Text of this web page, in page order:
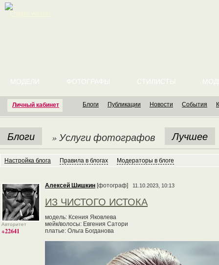
Личный кабинет
МОДЕЛИ ФОТОГРАФЫ СТИЛИСТЫ
Блоги Публикации Новости События
Блоги » Услуги фотографов Лучшее
Настройка блога Правила в блогах Модераторы в блоге
Авторитет
+22641
Алексей Шишкин [фотограф] 11.10.2023, 10:13
ИЗ ЧИСТОГО ИСТОКА
модель: Ксения Яковлева
мейк/волосы: Евгения Сатори
платье: Ольга Богданова